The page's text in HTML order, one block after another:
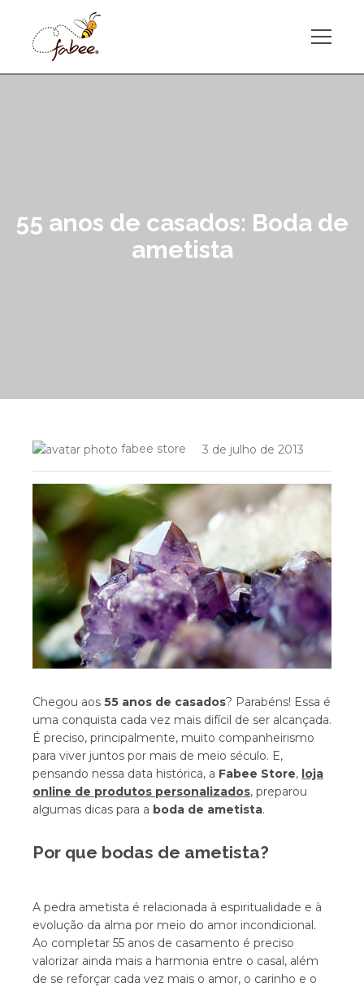
55 anos de casados: Boda de
ametista
fabee store 3 de julho de 2013
Chegou aos 55 anos de casados? Parabéns! Essa é
uma conquista cada vez mais difícil de ser alcançada.
É preciso, principalmente, muito companheirismo
para viver juntos por mais de meio século. E,
pensando nessa data histórica, a Fabee Store, loja
online de produtos personalizados, preparou
algumas dicas para a boda de ametista.
Por que bodas de ametista?
A pedra ametista é relacionada à espiritualidade e à
evolução da alma por meio do amor incondicional.
Ao completar 55 anos de casamento é preciso
valorizar ainda mais a harmonia entre o casal, além
de se reforçar cada vez mais o amor, o carinho e o